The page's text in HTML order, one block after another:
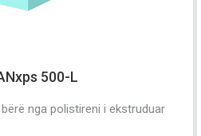
500-L
nga polistireni i ekstruduar